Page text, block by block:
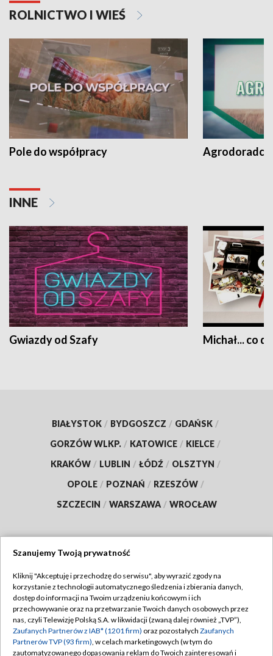
ROLNICTWO I WIEŚ
Pole do współpracy Agrodoradcy
INNE
Gwiazdy od Szafy Michał... co
BIAŁYSTOK / BYDGOSZCZ / GDAŃSK /
GORZÓW WLKP. / KATOWICE / KIELCE /
KRAKÓW / LUBLIN / ŁÓDŹ / OLSZTYN /
OPOLE / POZNAŃ / RZESZÓW /
SZCZECIN / WARSZAWA / WROCŁAW
TVP
Abonament TVP
Emisja w TVP
Centrum informacji TVP
Regulamin TVP
Polityka prywatności
Moje zgody
Szanujemy Twoją prywatność
Kliknij "Akceptuję i przechodzę do serwisu", aby wyrazić zgody na
korzystanie z technologii automatycznego śledzenia i zbierania danych,
dostęp do informacji na Twoim urządzeniu końcowym i ich
przechowywanie oraz na przetwarzanie Twoich danych osobowych przez
nas, czyli Telewizję Polską S.A. w likwidacji (zwaną dalej również „TVP”),
Zaufanych Partnerów z IAB* (1201 firm) oraz pozostałych Zaufanych
Partnerów TVP (93 firm), w celach marketingowych (w tym do
zautomatyzowanego dopasowania reklam do Twoich zainteresowań i